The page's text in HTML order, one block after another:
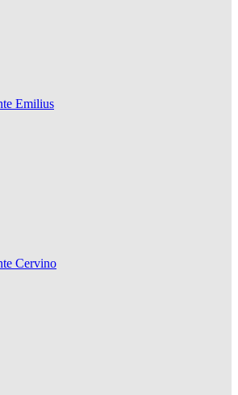
Emilius
Cervino